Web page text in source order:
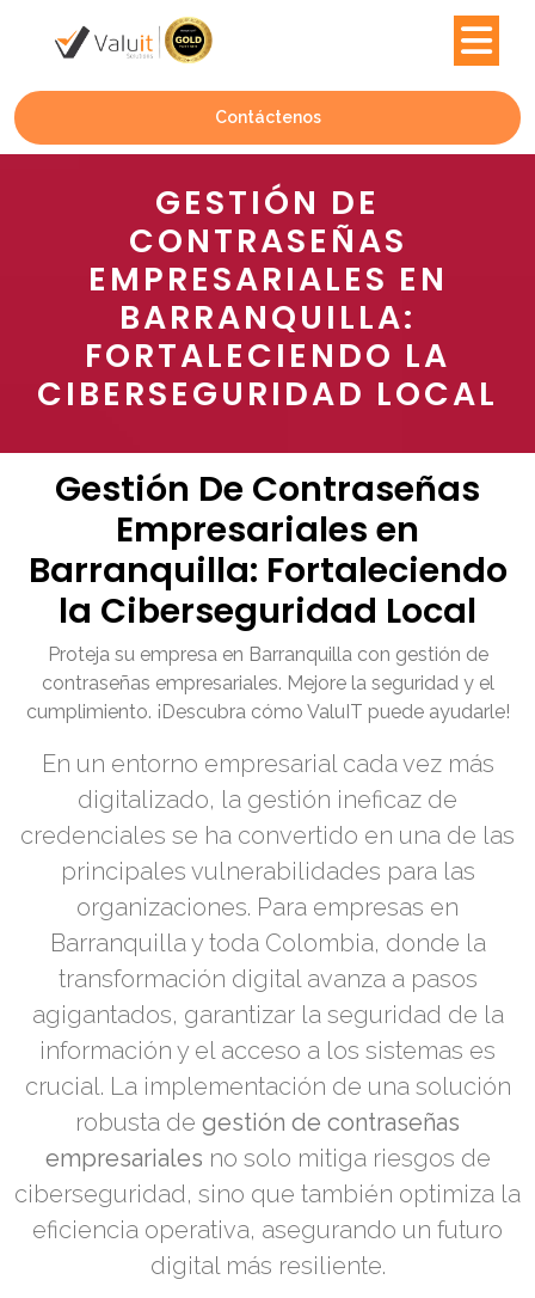
Contáctenos
GESTIÓN DE
CONTRASEÑAS
EMPRESARIALES EN
BARRANQUILLA:
FORTALECIENDO LA
CIBERSEGURIDAD LOCAL
Gestión De Contraseñas
Empresariales en
Barranquilla: Fortaleciendo
la Ciberseguridad Local
Proteja su empresa en Barranquilla con gestión de
contraseñas empresariales. Mejore la seguridad y el
cumplimiento. ¡Descubra cómo ValuIT puede ayudarle!
En un entorno empresarial cada vez más
digitalizado, la gestión ineficaz de
credenciales se ha convertido en una de las
principales vulnerabilidades para las
organizaciones. Para empresas en
Barranquilla y toda Colombia, donde la
transformación digital avanza a pasos
agigantados, garantizar la seguridad de la
información y el acceso a los sistemas es
crucial. La implementación de una solución
robusta de gestión de contraseñas
empresariales no solo mitiga riesgos de
ciberseguridad, sino que también optimiza la
eficiencia operativa, asegurando un futuro
digital más resiliente.